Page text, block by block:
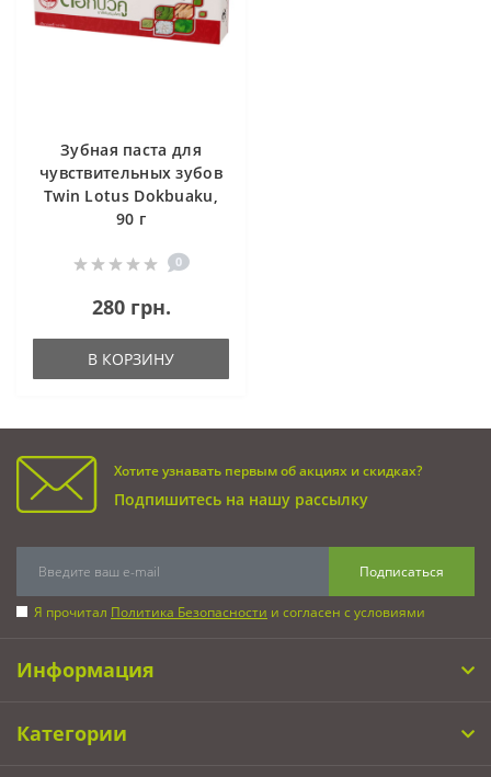
Зубная паста для
чувствительных зубов
Twin Lotus Dokbuaku,
90 г
0
280 грн.
В КОРЗИНУ
Хотите узнавать первым об акциях и скидках?
Подпишитесь на нашу рассылку
Подписаться
Я прочитал Политика Безопасности и согласен с условиями
Информация
Категории